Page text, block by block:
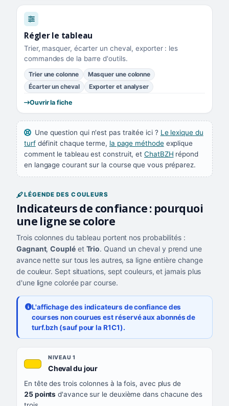
Régler le tableau
Trier, masquer, écarter un cheval, exporter : les
commandes de la barre d'outils.
Trier une colonne
Masquer une colonne
Écarter un cheval
Exporter et analyser
Ouvrir la fiche
Une question qui n'est pas traitée ici ? Le lexique du
turfdéfinit chaque terme, la page méthodeexplique
comment le tableau est construit, etChatBZH répond
en langage courant sur la course que vous préparez.
LÉGENDE DES COULEURS
Indicateurs de confiance : pourquoi
une ligne se colore
Trois colonnes du tableau portent nos probabilités :
Gagnant,Coupléet Trio. Quand un cheval y prend une
avance nette sur tous les autres, sa ligne entière change
de couleur. Sept situations, sept couleurs, et jamais plus
d'une ligne colorée par course.
L'affichage des indicateurs de confiance des
courses non courues est réservé aux abonnés de
turf.bzh (sauf pour la R1C1).
QUAND LA LIGNE PREND CETTE COULEUR
CE QUE CELA VOUS DIT
NIVEAU 1
Cheval du jour, couleur jaune or
En tête des trois colonnes à la fois, avec plus de
25 points d'avance sur le deuxième dans chacune des